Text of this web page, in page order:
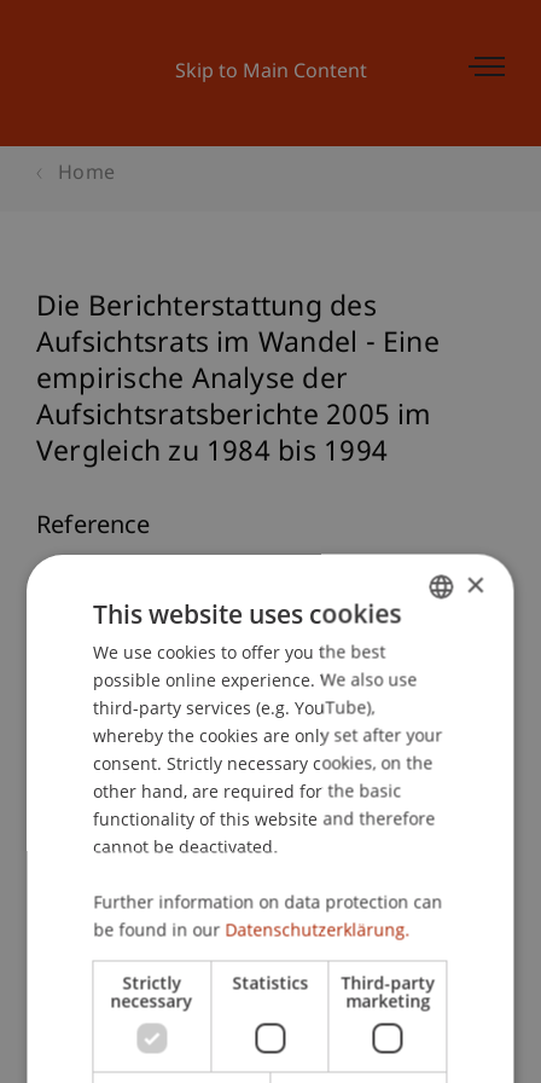
Skip to Main Content
Home
Die Berichterstattung des
Aufsichtsrats im Wandel - Eine
empirische Analyse der
Aufsichtsratsberichte 2005 im
Vergleich zu 1984 bis 1994
Reference
Theisen, M. R., Linn, A., & Schöll, S. (2007). Die
Berichterstattung des Aufsichtsrats im Wandel -
2005 im Vergleich zu 1984 bis 1994.
(46), 2493-2501.
Publication Type
Article in Scientific Journal
Dr. Alexander Linn
ENGLISH
×
This website uses cookies
We use cookies to offer you the best
possible online experience. We also use
third-party services (e.g. YouTube),
whereby the cookies are only set after your
consent. Strictly necessary cookies, on the
other hand, are required for the basic
functionality of this website and therefore
cannot be deactivated.
Further information on data protection can
be found in our Datenschutzerklärung.
Strictly
necessary
Statistics Third-party
marketing